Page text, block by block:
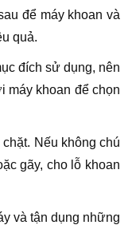
để máy khoan và
quả.
đích sử dụng, nên
máy khoan để chọn
Nếu không chú
gãy, cho lỗ khoan
và tận dụng những